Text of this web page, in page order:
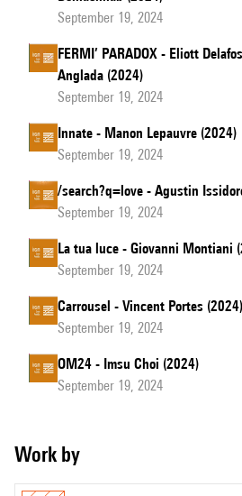
September 19, 2024
FERMI’ PARADOX - Eliott
Anglada (2024)
September 19, 2024
Innate - Manon Lepauvre (2024)
September 19, 2024
/search?q=love - Agustin
September 19, 2024
La tua luce - Giovanni Montiani
September 19, 2024
Carrousel - Vincent Portes (2024)
September 19, 2024
OM24 - Imsu Choi (2024)
September 19, 2024
Work by